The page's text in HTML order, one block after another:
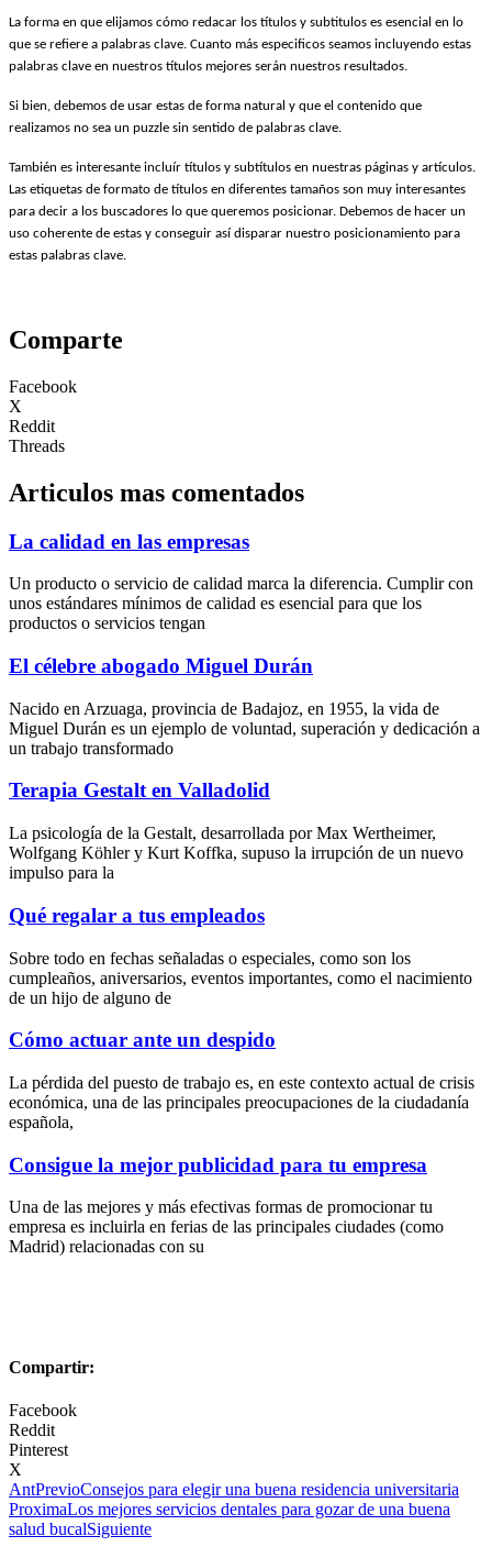
La forma en que elijamos cómo redacar los títulos y subtitulos es esencial en lo
que se refiere a palabras clave. Cuanto más especificos seamos incluyendo estas
palabras clave en nuestros títulos mejores serán nuestros resultados.
Si bien, debemos de usar estas de forma natural y que el contenido que
realizamos no sea un puzzle sin sentido de palabras clave.
También es interesante incluír títulos y subtítulos en nuestras páginas y artículos.
Las etiquetas de formato de títulos en diferentes tamaños son muy interesantes
para decir a los buscadores lo que queremos posicionar. Debemos de hacer un
uso coherente de estas y conseguir así disparar nuestro posicionamiento para
estas palabras clave.
Comparte
Facebook
X
Reddit
Threads
Articulos mas comentados
La calidad en las empresas
Un producto o servicio de calidad marca la diferencia. Cumplir con
unos estándares mínimos de calidad es esencial para que los
productos o servicios tengan
El célebre abogado Miguel Durán
Nacido en Arzuaga, provincia de Badajoz, en 1955, la vida de
Miguel Durán es un ejemplo de voluntad, superación y dedicación a
un trabajo transformado
Terapia Gestalt en Valladolid
La psicología de la Gestalt, desarrollada por Max Wertheimer,
Wolfgang Köhler y Kurt Koffka, supuso la irrupción de un nuevo
impulso para la
Qué regalar a tus empleados
Sobre todo en fechas señaladas o especiales, como son los
cumpleaños, aniversarios, eventos importantes, como el nacimiento
de un hijo de alguno de
Cómo actuar ante un despido
La pérdida del puesto de trabajo es, en este contexto actual de crisis
económica, una de las principales preocupaciones de la ciudadanía
española,
Consigue la mejor publicidad para tu empresa
Una de las mejores y más efectivas formas de promocionar tu
empresa es incluirla en ferias de las principales ciudades (como
Madrid) relacionadas con su
Compartir:
Facebook
Reddit
Pinterest
X
AntPrevioConsejos para elegir una buena residencia universitaria
ProximaLos mejores servicios dentales para gozar de una buena
salud bucalSiguiente